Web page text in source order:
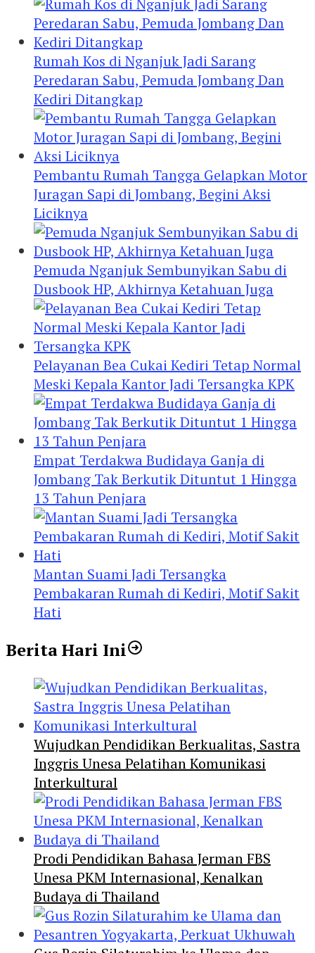
Rumah Kos di Nganjuk Jadi Sarang
Peredaran Sabu, Pemuda Jombang Dan
Kediri Ditangkap
Pembantu Rumah Tangga Gelapkan Motor
Juragan Sapi di Jombang, Begini Aksi
Liciknya
Pemuda Nganjuk Sembunyikan Sabu di
Dusbook HP, Akhirnya Ketahuan Juga
Pelayanan Bea Cukai Kediri Tetap Normal
Meski Kepala Kantor Jadi Tersangka KPK
Empat Terdakwa Budidaya Ganja di
Jombang Tak Berkutik Dituntut 1 Hingga
13 Tahun Penjara
Mantan Suami Jadi Tersangka
Pembakaran Rumah di Kediri, Motif Sakit
Hati
Berita Hari Ini
Wujudkan Pendidikan Berkualitas, Sastra
Inggris Unesa Pelatihan Komunikasi
Interkultural
Prodi Pendidikan Bahasa Jerman FBS
Unesa PKM Internasional, Kenalkan
Budaya di Thailand